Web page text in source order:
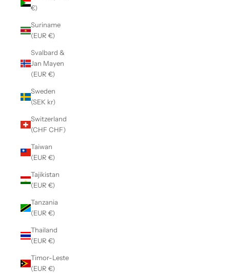
€)
Suriname
(EUR €)
Svalbard &
Jan Mayen
(EUR €)
Sweden
(SEK kr)
Switzerland
(CHF CHF)
Taiwan
(EUR €)
Tajikistan
(EUR €)
Tanzania
(EUR €)
Thailand
(EUR €)
Timor-Leste
(EUR €)